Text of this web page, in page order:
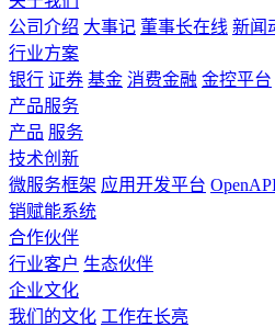
公司介绍 大事记 董事长在线 新闻
行业方案
银行 证券 基金 消费金融 金控平台
产品服务
产品 服务
技术创新
微服务框架 应用开发平台
销赋能系统
合作伙伴
行业客户 生态伙伴
企业文化
我们的文化 工作在长亮